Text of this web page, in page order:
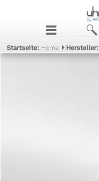
j b
Startseite: Home Hersteller: